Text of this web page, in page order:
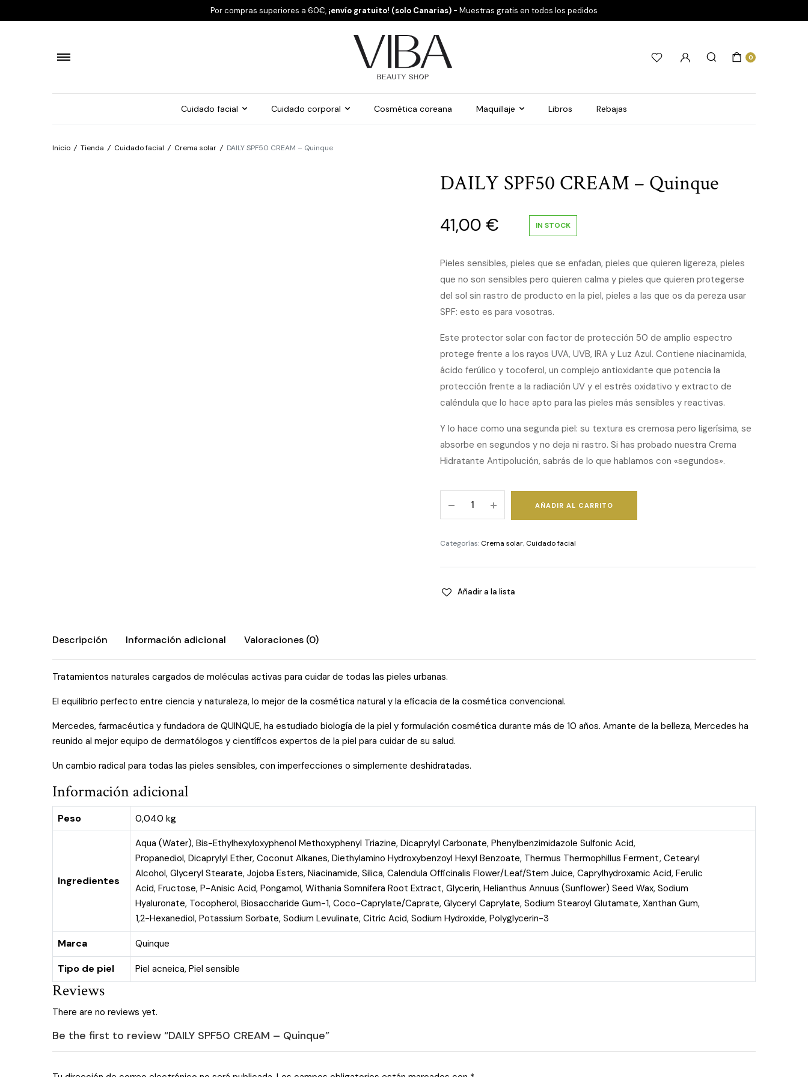
Por compras superiores a 60€, ¡envío gratuito! (solo Canarias) - Muestras gratis en todos los pedidos
0
Cuidado facial Cuidado corporal Cosmética coreana Maquillaje Libros Rebajas
Inicio / Tienda / Cuidado facial / Crema solar / DAILY SPF50 CREAM – Quinque
DAILY SPF50 CREAM – Quinque
41,00 € IN STOCK
Pieles sensibles, pieles que se enfadan, pieles que quieren ligereza, pieles
que no son sensibles pero quieren calma y pieles que quieren protegerse
del sol sin rastro de producto en la piel, pieles a las que os da pereza usar
SPF: esto es para vosotras.
Este protector solar con factor de protección 50 de amplio espectro
protege frente a los rayos UVA, UVB, IRA y Luz Azul. Contiene niacinamida,
ácido ferúlico y tocoferol, un complejo antioxidante que potencia la
protección frente a la radiación UV y el estrés oxidativo y extracto de
caléndula que lo hace apto para las pieles más sensibles y reactivas.
Y lo hace como una segunda piel: su textura es cremosa pero ligerísima, se
absorbe en segundos y no deja ni rastro. Si has probado nuestra Crema
Hidratante Antipolución, sabrás de lo que hablamos con «segundos».
SPF50
-
quantity
AÑADIR AL CARRITO
Categorías: Crema solar, Cuidado facial
Añadir a la lista
Descripción Información adicional Valoraciones (0)
Tratamientos naturales cargados de moléculas activas para cuidar de todas las pieles urbanas.
El equilibrio perfecto entre ciencia y naturaleza, lo mejor de la cosmética natural y la eficacia de la cosmética convencional.
Mercedes, farmacéutica y fundadora de QUINQUE, ha estudiado biología de la piel y formulación cosmética durante más de 10 años. Amante de la belleza, Mercedes ha
reunido al mejor equipo de dermatólogos y científicos expertos de la piel para cuidar de su salud.
Un cambio radical para todas las pieles sensibles, con imperfecciones o simplemente deshidratadas.
Información adicional
Peso 0,040 kg
Ingredientes
Aqua (Water), Bis-Ethylhexyloxyphenol Methoxyphenyl Triazine, Dicaprylyl Carbonate, Phenylbenzimidazole Sulfonic Acid,
Propanediol, Dicaprylyl Ether, Coconut Alkanes, Diethylamino Hydroxybenzoyl Hexyl Benzoate, Thermus Thermophillus Ferment, Cetearyl
Alcohol, Glyceryl Stearate, Jojoba Esters, Niacinamide, Silica, Calendula Officinalis Flower/Leaf/Stem Juice, Caprylhydroxamic Acid, Ferulic
Acid, Fructose, P-Anisic Acid, Pongamol, Withania Somnifera Root Extract, Glycerin, Helianthus Annuus (Sunflower) Seed Wax, Sodium
Hyaluronate, Tocopherol, Biosaccharide Gum-1, Coco-Caprylate/Caprate, Glyceryl Caprylate, Sodium Stearoyl Glutamate, Xanthan Gum,
1,2-Hexanediol, Potassium Sorbate, Sodium Levulinate, Citric Acid, Sodium Hydroxide, Polyglycerin-3
Marca Quinque
Tipo de piel Piel acneica, Piel sensible
Reviews
There are no reviews yet.
Be the first to review “DAILY SPF50 CREAM – Quinque”